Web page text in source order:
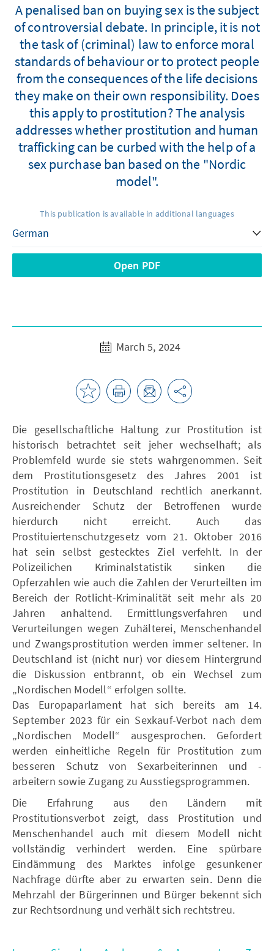
A penalised ban on buying sex is the subject
of controversial debate. In principle, it is not
the task of (criminal) law to enforce moral
standards of behaviour or to protect people
from the consequences of the life decisions
they make on their own responsibility. Does
this apply to prostitution? The analysis
addresses whether prostitution and human
trafficking can be curbed with the help of a
sex purchase ban based on the "Nordic
model".
This publication is available in additional languages
Open PDF
March 5, 2024
Die gesellschaftliche Haltung zur Prostitution ist
historisch betrachtet seit jeher wechselhaft; als
Problemfeld wurde sie stets wahrgenommen. Seit
dem Prostitutionsgesetz des Jahres 2001 ist
Prostitution in Deutschland rechtlich anerkannt.
Ausreichender Schutz der Betroffenen wurde
hierdurch nicht erreicht. Auch das
Prostituiertenschutzgesetz vom 21. Oktober 2016
hat sein selbst gestecktes Ziel verfehlt. In der
Polizeilichen Kriminalstatistik sinken die
Opferzahlen wie auch die Zahlen der Verurteilten im
Bereich der Rotlicht-Kriminalität seit mehr als 20
Jahren anhaltend. Ermittlungsverfahren und
Verurteilungen wegen Zuhälterei, Menschenhandel
und Zwangsprostitution werden immer seltener. In
Deutschland ist (nicht nur) vor diesem Hintergrund
die Diskussion entbrannt, ob ein Wechsel zum
„Nordischen Modell“ erfolgen sollte.
Das Europaparlament hat sich bereits am 14.
September 2023 für ein Sexkauf-Verbot nach dem
„Nordischen Modell“ ausgesprochen. Gefordert
werden einheitliche Regeln für Prostitution zum
besseren Schutz von Sexarbeiterinnen und -
arbeitern sowie Zugang zu Ausstiegsprogrammen.
Die Erfahrung aus den Ländern mit
Prostitutionsverbot zeigt, dass Prostitution und
Menschenhandel auch mit diesem Modell nicht
vollständig verhindert werden. Eine spürbare
Eindämmung des Marktes infolge gesunkener
Nachfrage dürfte aber zu erwarten sein. Denn die
Mehrzahl der Bürgerinnen und Bürger bekennt sich
zur Rechtsordnung und verhält sich rechtstreu.